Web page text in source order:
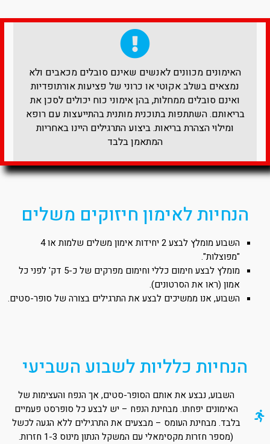
האימונים מכוונים לאנשים שאינם סובלים מכאבים ולא
נמצאים בשלב אקוטי או כרוני של פציעות אורתופדיות
ואינם סובלים ממחלות, בהן אימוני כוח יכולים לסכן את
בריאותם. השתתפות בתוכנית מותנית בהתייעצות עם רופא
ומילוי הצהרת בריאות. ביצוע התרגילים היינו באחריות
המתאמן בלבד​
הנחיות לאימון חיזוקים משלים
השבוע מומלץ לבצע 2 יחידות אימון משלים שלמות או 4
"מפוצלות".
מומלץ לבצע חימום כללי וחימום מפרקים של כ-5 דק' לפני כל
אמון (ראו את הסרטונים).
השבוע, אנו ממשיכים לבצע את התרגילים בצורה של סופר-סטים.
הנחיות כלליות לשבוע השביעי
השבוע, נבצע את אותם הסופר-סטים, אך הנפח והעצימות של
האימונים יפחתו. מבחינת הנפח – יש לבצע כל סופרסט פעמיים
בלבד. מבחינת העומס – מבצעים את התרגילים ללא הגעה לכשל
(מספר חזרות מקסימאלי עם המשקל הנתון מינוס 1-3 חזרות.